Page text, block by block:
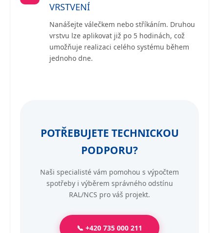
VRSTVENÍ
Nanášejte válečkem nebo stříkáním. Druhou
vrstvu lze aplikovat již po 5 hodinách, což
umožňuje realizaci celého systému během
jednoho dne.
POTŘEBUJETE TECHNICKOU
PODPORU?
Naši specialisté vám pomohou s výpočtem
spotřeby i výběrem správného odstínu
RAL/NCS pro váš projekt.
📞 +420 735 000 211